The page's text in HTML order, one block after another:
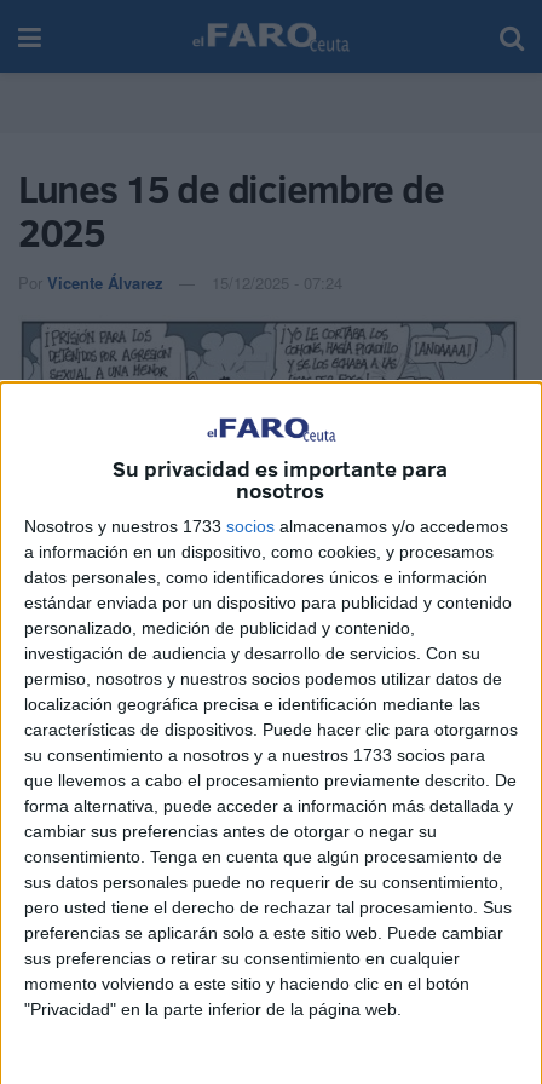
Su privacidad es importante para
nosotros
Nosotros y nuestros 1733 socios almacenamos y/o accedemos
a información en un dispositivo, como cookies, y procesamos
datos personales, como identificadores únicos e información
estándar enviada por un dispositivo para publicidad y contenido
personalizado, medición de publicidad y contenido,
investigación de audiencia y desarrollo de servicios. Con su
permiso, nosotros y nuestros socios podemos utilizar datos de
localización geográfica precisa e identificación mediante las
características de dispositivos. Puede hacer clic para otorgarnos
su consentimiento a nosotros y a nuestros 1733 socios para
que llevemos a cabo el procesamiento previamente descrito. De
forma alternativa, puede acceder a información más detallada y
cambiar sus preferencias antes de otorgar o negar su
consentimiento. Tenga en cuenta que algún procesamiento de
sus datos personales puede no requerir de su consentimiento,
pero usted tiene el derecho de rechazar tal procesamiento. Sus
preferencias se aplicarán solo a este sitio web. Puede cambiar
sus preferencias o retirar su consentimiento en cualquier
momento volviendo a este sitio y haciendo clic en el botón
"Privacidad" en la parte inferior de la página web.
Lunes 15 de diciembre de
2025
Por Vicente Álvarez 15/12/2025 - 07:24
RelatedPosts
Se multiplican en Marruecos las
convocatorias para una entrada masiva a
España
HACE 22 MINUTOS
¿Has renovado tu inscripción en el
padrón cada dos años? Comprueba si ha
caducado
HACE 1 HORA
El inmigrante que llegó en parapente a
Benzú en pleno blindaje de la frontera
con Marruecos
HACE 2 HORAS